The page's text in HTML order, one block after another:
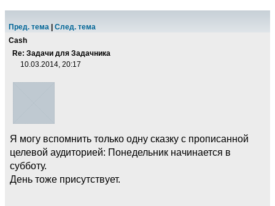
Пред. тема
След. тема
Cash
Re: Задачи для Задачника
10.03.2014, 20:17
Я могу вспомнить только одну сказку с прописанной
целевой аудиторией: Понедельник начинается в
субботу.
День тоже присутствует.